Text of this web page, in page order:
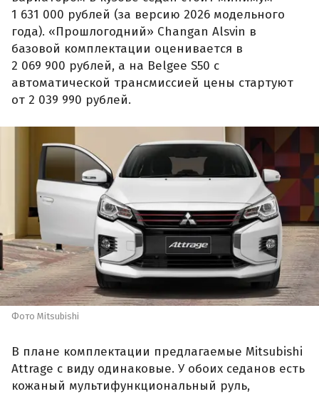
1 631 000 рублей (за версию 2026 модельного
года). «Прошлогодний» Changan Alsvin в
базовой комплектации оценивается в
2 069 900 рублей, а на Belgee S50 с
автоматической трансмиссией цены стартуют
от 2 039 990 рублей.
Фото Mitsubishi
В плане комплектации предлагаемые Mitsubishi
Attrage с виду одинаковые. У обоих седанов есть
кожаный мультифункциональный руль,